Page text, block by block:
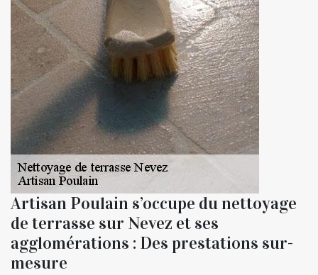
Artisan Poulain s’occupe du nettoyage
de terrasse sur Nevez et ses
agglomérations : Des prestations sur-
mesure